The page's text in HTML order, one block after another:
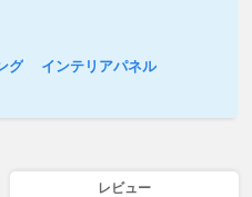
グ
インテリアパネル
レビュー